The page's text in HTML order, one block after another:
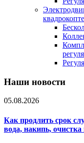
Наши новости
05.08.2026
Как продлить срок
вода, накипь,